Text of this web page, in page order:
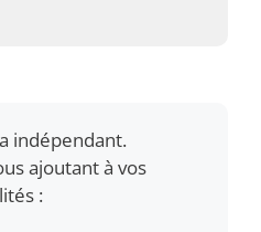
indépendant.
ajoutant à vos
: